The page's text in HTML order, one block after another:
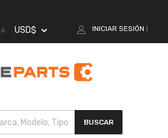
INICIAR SESIÓN
BUSCAR